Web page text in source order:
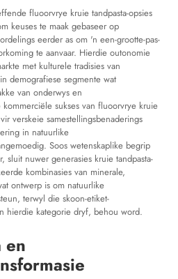
fluoorvrye kruie tandpasta-opsies
keuses te maak gebaseer op
eerder as om 'n een-grootte-pas-
te aanvaar. Hierdie outonomie
met kulturele tradisies van
demografiese segmente wat
van onderwys en
sukses van fluoorvrye kruie
verskeie samestellingsbenaderings
in natuurlike
Soos wetenskaplike begrip
sluit nuwer generasies kruie tandpasta-
kombinasies van minerale,
ontwerp is om natuurlike
terwyl die skoon-etiket-
hierdie kategorie dryf, behou word.
en